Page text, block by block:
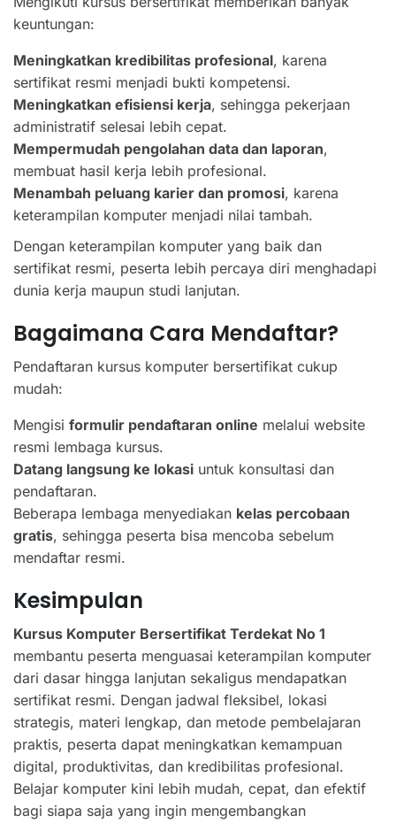
keuntungan:
Meningkatkan kredibilitas profesional, karena
sertifikat resmi menjadi bukti kompetensi.
Meningkatkan efisiensi kerja, sehingga pekerjaan
administratif selesai lebih cepat.
Mempermudah pengolahan data dan laporan,
membuat hasil kerja lebih profesional.
Menambah peluang karier dan promosi, karena
keterampilan komputer menjadi nilai tambah.
Dengan keterampilan komputer yang baik dan
sertifikat resmi, peserta lebih percaya diri menghadapi
dunia kerja maupun studi lanjutan.
Bagaimana Cara Mendaftar?
Pendaftaran kursus komputer bersertifikat cukup
mudah:
Mengisi formulir pendaftaran online melalui website
resmi lembaga kursus.
Datang langsung ke lokasi untuk konsultasi dan
pendaftaran.
Beberapa lembaga menyediakan kelas percobaan
gratis, sehingga peserta bisa mencoba sebelum
mendaftar resmi.
Kesimpulan
Kursus Komputer Bersertifikat Terdekat No 1
membantu peserta menguasai keterampilan komputer
dari dasar hingga lanjutan sekaligus mendapatkan
sertifikat resmi. Dengan jadwal fleksibel, lokasi
strategis, materi lengkap, dan metode pembelajaran
praktis, peserta dapat meningkatkan kemampuan
digital, produktivitas, dan kredibilitas profesional.
Belajar komputer kini lebih mudah, cepat, dan efektif
bagi siapa saja yang ingin mengembangkan